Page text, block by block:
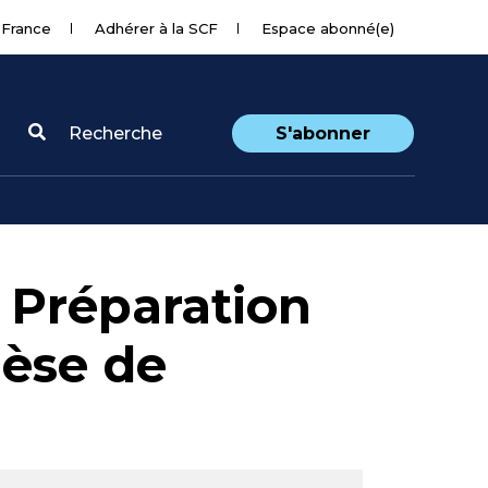
Adhérer à la SCF Espace abonné(e)
Recherche S'abonner
Préparation
de